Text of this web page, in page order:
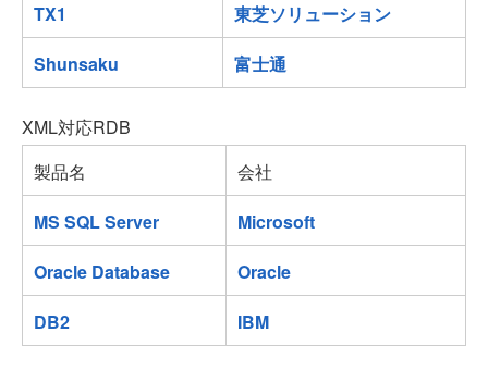
TX1
東芝ソリューション
Shunsaku
富士通
XML対応RDB
製品名
会社
MS SQL Server
Microsoft
Oracle Database
Oracle
DB2
IBM